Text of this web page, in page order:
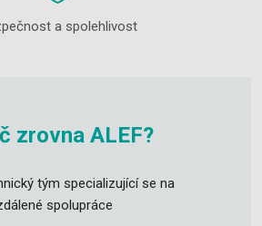
a spolehlivost
zrovna ALEF?
tým specializující se na
spolupráce